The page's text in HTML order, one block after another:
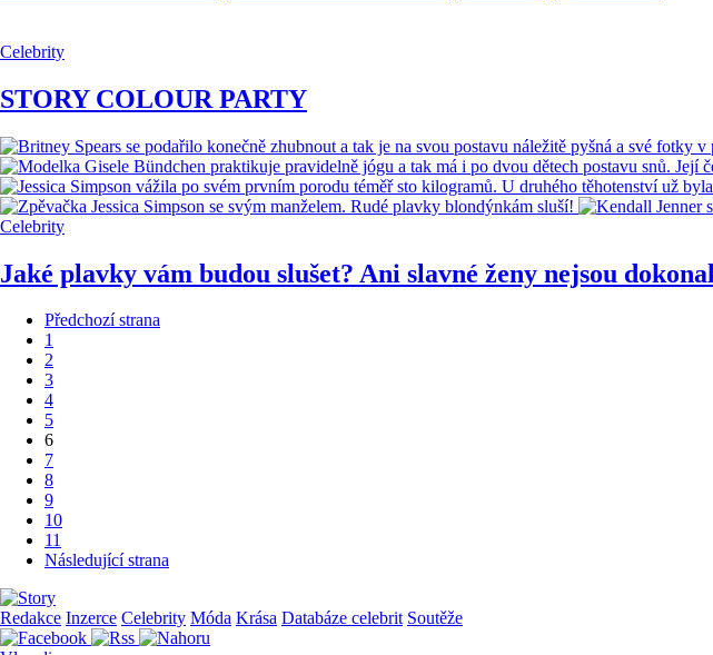
Celebrity
STORY COLOUR PARTY
Celebrity
Jaké plavky vám budou slušet? Ani slavné ženy nejsou
Předchozí strana
1
2
3
4
5
6
7
8
9
10
11
Následující strana
Redakce Inzerce Celebrity Móda Krása Databáze celebrit Soutěže